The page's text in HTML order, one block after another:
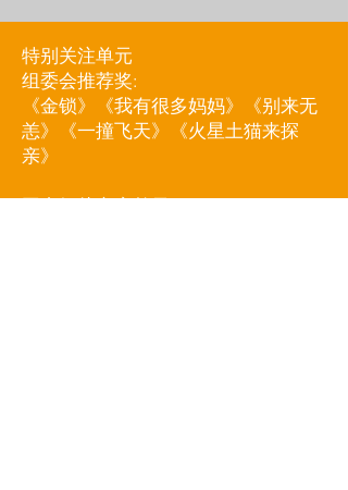
特别关注单元
组委会推荐奖:
《金锁》《我有很多妈妈》《别来无
恙》《一撞飞天》《火星土猫来探
亲》